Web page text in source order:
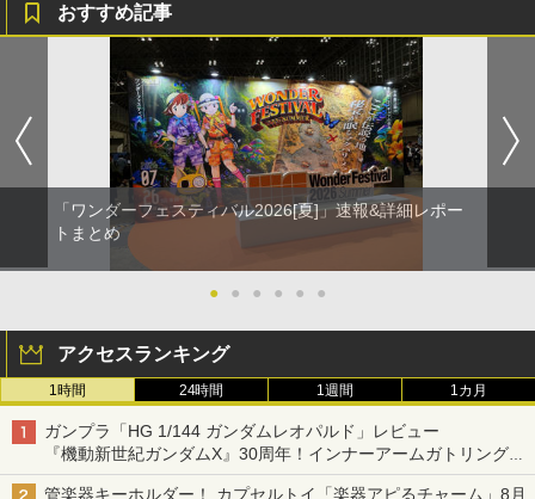
おすすめ記事
「ワンダーフェスティバル2026[夏]」速報&詳細レポー
トまとめ
● ● ● ● ● ●
アクセスランキング
1時間 24時間 1週間 1カ月
ガンプラ「HG 1/144 ガンダムレオパルド」レビュー
『機動新世紀ガンダムX』30周年！インナーアームガトリングの
変形機構まで再現し最新フォーマットでキット化！
管楽器キーホルダー！ カプセルトイ「楽器アピるチャーム」8月